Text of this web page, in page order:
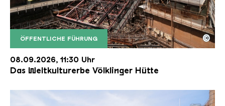
ÖFFENTLICHE FÜHRUNG
Der Erzschrägaufzug der Völklinger Hütte mit
Copyright: Weltkulturerbe Völklinger Hütte | Karl
©
08.09.2026, 11:30 Uhr
Das Weltkulturerbe Völklinger Hütte